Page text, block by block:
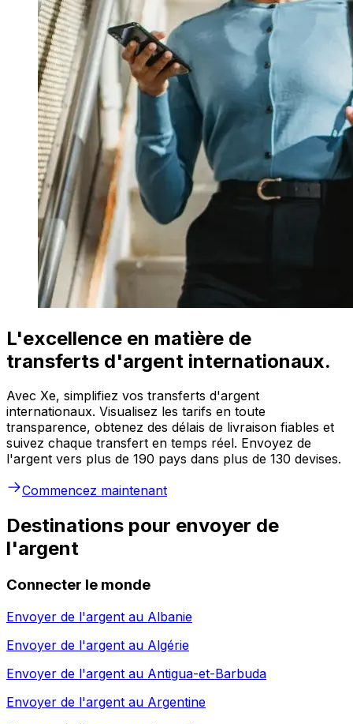
L'excellence en matière de
transferts d'argent internationaux.
Avec Xe, simplifiez vos transferts d'argent
internationaux. Visualisez les tarifs en toute
transparence, obtenez des délais de livraison fiables et
suivez chaque transfert en temps réel. Envoyez de
l'argent vers plus de 190 pays dans plus de 130 devises.
Commencez maintenant
Destinations pour envoyer de
l'argent
Connecter le monde
Envoyer de l'argent au Albanie
Envoyer de l'argent au Algérie
Envoyer de l'argent au Antigua-et-Barbuda
Envoyer de l'argent au Argentine